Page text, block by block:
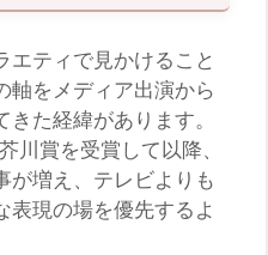
エティで見かけること
軸をメディア出演から
た経緯があります。
川賞を受賞して以降、
が増え、テレビよりも
表現の場を優先するよ